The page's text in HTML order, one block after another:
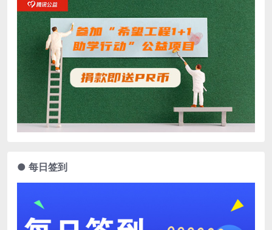
● 每日签到